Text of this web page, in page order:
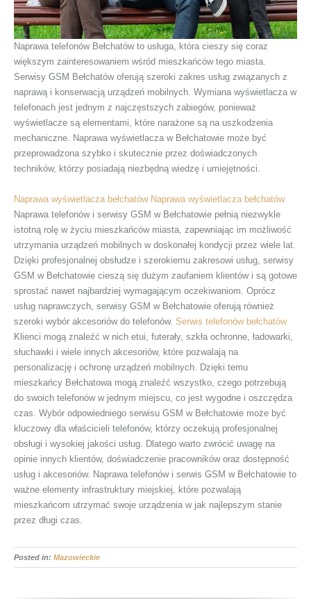
Naprawa telefonów Bełchatów to usługa, która cieszy się coraz
większym zainteresowaniem wśród mieszkańców tego miasta.
Serwisy GSM Bełchatów oferują szeroki zakres usług związanych z
naprawą i konserwacją urządzeń mobilnych. Wymiana wyświetlacza w
telefonach jest jednym z najczęstszych zabiegów, ponieważ
wyświetlacze są elementami, które narażone są na uszkodzenia
mechaniczne. Naprawa wyświetlacza w Bełchatowie może być
przeprowadzona szybko i skutecznie przez doświadczonych
techników, którzy posiadają niezbędną wiedzę i umiejętności.
Naprawa wyświetlacza bełchatów Naprawa wyświetlacza bełchatów
Naprawa telefonów i serwisy GSM w Bełchatowie pełnią niezwykle
istotną rolę w życiu mieszkańców miasta, zapewniając im możliwość
utrzymania urządzeń mobilnych w doskonałej kondycji przez wiele lat.
Dzięki profesjonalnej obsłudze i szerokiemu zakresowi usług, serwisy
GSM w Bełchatowie cieszą się dużym zaufaniem klientów i są gotowe
sprostać nawet najbardziej wymagającym oczekiwaniom. Oprócz
usług naprawczych, serwisy GSM w Bełchatowie oferują również
szeroki wybór akcesoriów do telefonów. Serwis telefonów bełchatów
Klienci mogą znaleźć w nich etui, futerały, szkła ochronne, ładowarki,
słuchawki i wiele innych akcesoriów, które pozwalają na
personalizację i ochronę urządzeń mobilnych. Dzięki temu
mieszkańcy Bełchatowa mogą znaleźć wszystko, czego potrzebują
do swoich telefonów w jednym miejscu, co jest wygodne i oszczędza
czas. Wybór odpowiedniego serwisu GSM w Bełchatowie może być
kluczowy dla właścicieli telefonów, którzy oczekują profesjonalnej
obsługi i wysokiej jakości usług. Dlatego warto zwrócić uwagę na
opinie innych klientów, doświadczenie pracowników oraz dostępność
usług i akcesoriów. Naprawa telefonów i serwis GSM w Bełchatowie to
ważne elementy infrastruktury miejskiej, które pozwalają
mieszkańcom utrzymać swoje urządzenia w jak najlepszym stanie
przez długi czas.
Posted in: Mazowieckie